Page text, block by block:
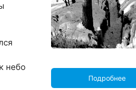
небо
Подробнее